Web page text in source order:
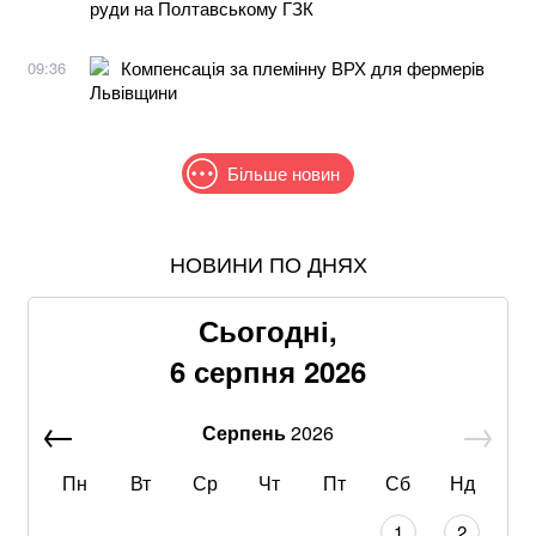
руди на Полтавському ГЗК
09:36
Компенсація за племінну ВРХ для фермерів
Львівщини
Більше новин
Знищені печі, склади та роки роботи: що
Без води не вижити: Шмигаль розкрив, куди планує
З 28 ракет – жодної збитої: Повітряні сили ЗСУ
Росія може змінити тактику і цієї зими атакувати ще
НОВИНИ ПО ДНЯХ
Сьогодні,
6 серпня 2026
Серпень2026
Пн
Вт Ср Чт Пт Сб Нд